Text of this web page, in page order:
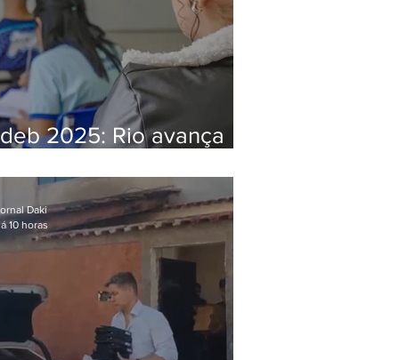
2025: Rio avança
da média nacional
Daki
10 horas